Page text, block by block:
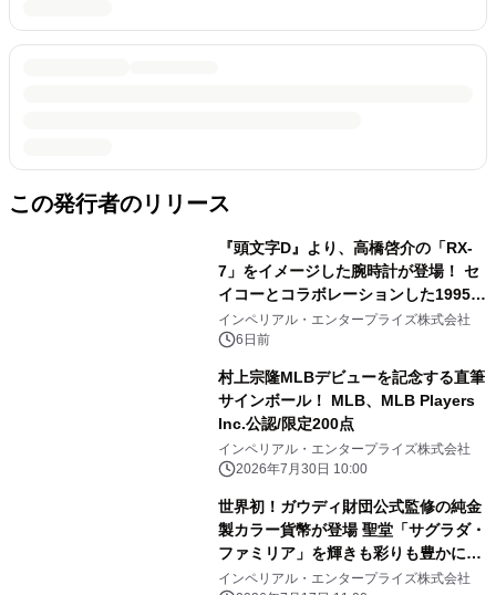
この発行者のリリース
『頭文字D』より、高橋啓介の「RX-
7」をイメージした腕時計が登場！ セ
イコーとコラボレーションした1995点
の限定モデル
インペリアル・エンタープライズ株式会社
6日前
村上宗隆MLBデビューを記念する直筆
サインボール！ MLB、MLB Players
Inc.公認/限定200点
インペリアル・エンタープライズ株式会社
2026年7月30日 10:00
世界初！ガウディ財団公式監修の純金
製カラー貨幣が登場 聖堂「サグラダ・
ファミリア」を輝きも彩りも豊かに表
現
インペリアル・エンタープライズ株式会社